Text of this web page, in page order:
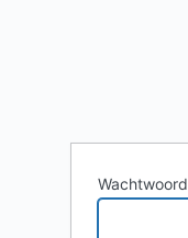
Wachtwoord